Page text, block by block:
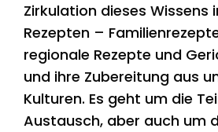
Zirkulation dieses Wissens
Rezepten –
regionale Rezepte und
und ihre Zubereitung aus
Kulturen. Es geht um die
Austausch, aber auch um